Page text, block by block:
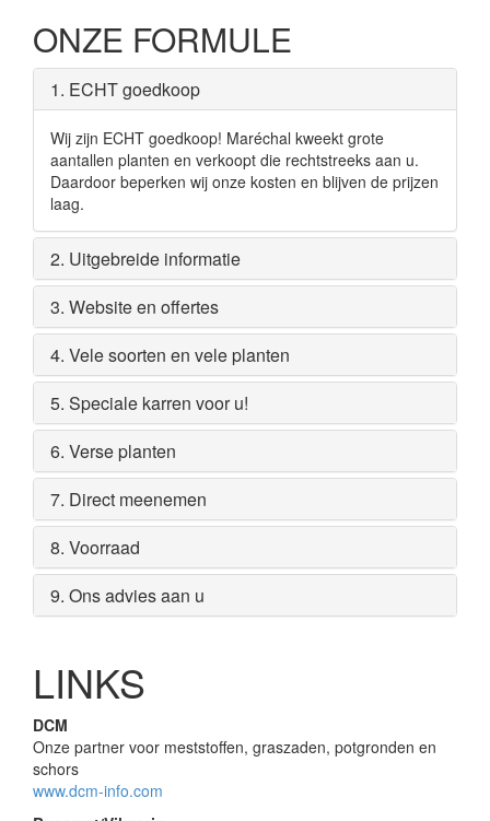
ONZE FORMULE
1. ECHT goedkoop
Wij zijn ECHT goedkoop! Maréchal kweekt grote
aantallen planten en verkoopt die rechtstreeks aan u.
Daardoor beperken wij onze kosten en blijven de prijzen
laag.
2. Uitgebreide informatie
3. Website en offertes
4. Vele soorten en vele planten
5. Speciale karren voor u!
6. Verse planten
7. Direct meenemen
8. Voorraad
9. Ons advies aan u
LINKS
DCM
Onze partner voor meststoffen, graszaden, potgronden en
schors
www.dcm-info.com